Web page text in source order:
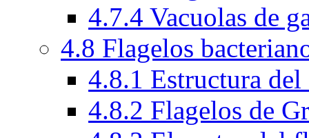
4.7.4 Vacuolas de
4.8 Flagelos
4.8.1 Estructura
4.8.2 Flagelos de